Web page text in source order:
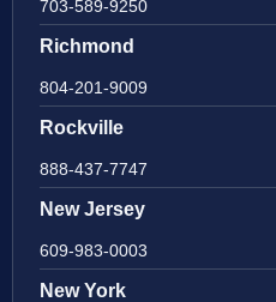
703-589-9250
Richmond
804-201-9009
Rockville
888-437-7747
New Jersey
609-983-0003
New York